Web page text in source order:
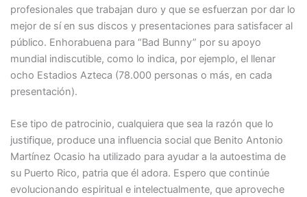
profesionales que trabajan duro y que se esfuerzan por dar lo
mejor de sí en sus discos y presentaciones para satisfacer al
público. Enhorabuena para “Bad Bunny” por su apoyo
mundial indiscutible, como lo indica, por ejemplo, el llenar
ocho Estadios Azteca (78.000 personas o más, en cada
presentación).
Ese tipo de patrocinio, cualquiera que sea la razón que lo
justifique, produce una influencia social que Benito Antonio
Martínez Ocasio ha utilizado para ayudar a la autoestima de
su Puerto Rico, patria que él adora. Espero que continúe
evolucionando espiritual e intelectualmente, que aproveche